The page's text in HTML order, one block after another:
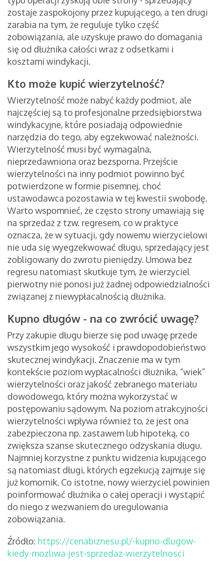
zostaje zaspokojony przez kupującego, a ten drugi
zarabia na tym, że reguluje tylko część
zobowiązania, ale uzyskuje prawo do domagania
się od dłużnika całości wraz z odsetkami i
kosztami windykacji.
Kto może kupić wierzytelność?
Wierzytelność może nabyć każdy podmiot, ale
najczęściej są to profesjonalne przedsiębiorstwa
windykacyjne, które posiadają odpowiednie
narzędzia do tego, aby egzekwować należności.
Wierzytelność musi być wymagalna,
nieprzedawniona oraz bezsporna. Przejście
wierzytelności na inny podmiot powinno być
potwierdzone w formie pisemnej, choć
ustawodawca pozostawia w tej kwestii swobodę.
Warto wspomnieć, że często strony umawiają się
na sprzedaż z tzw. regresem, co w praktyce
oznacza, że w sytuacji, gdy nowemu wierzycielowi
nie uda się wyegzekwować długu, sprzedający jest
zobligowany do zwrotu pieniędzy. Umowa bez
regresu natomiast skutkuje tym, że wierzyciel
pierwotny nie ponosi już żadnej odpowiedzialności
związanej z niewypłacalnością dłużnika.
Kupno długów - na co zwrócić uwagę?
Przy zakupie długu bierze się pod uwagę przede
wszystkim jego wysokość i prawdopodobieństwo
skutecznej windykacji. Znaczenie ma w tym
kontekście poziom wypłacalności dłużnika, “wiek”
wierzytelności oraz jakość zebranego materiału
dowodowego, który można wykorzystać w
postępowaniu sądowym. Na poziom atrakcyjności
wierzytelności wpływa również to, że jest ona
zabezpieczona np. zastawem lub hipoteką, co
zwiększa szanse skutecznego odzyskania długu.
Najmniej korzystne z punktu widzenia kupującego
są natomiast długi, których egzekucją zajmuje się
już komornik. Co istotne, nowy wierzyciel powinien
poinformować dłużnika o całej operacji i wystąpić
do niego z wezwaniem do uregulowania
zobowiązania.
Źródło: https://cenabiznesu.pl/-kupno-dlugow-
kiedy-mozliwa-jest-sprzedaz-wierzytelnosci